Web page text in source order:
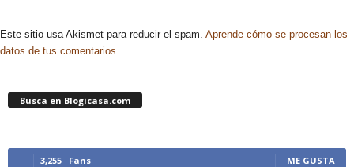
Este sitio usa Akismet para reducir el spam. Aprende cómo se procesan los
datos de tus comentarios.
Busca en Blogicasa.com
3,255 Fans ME GUSTA